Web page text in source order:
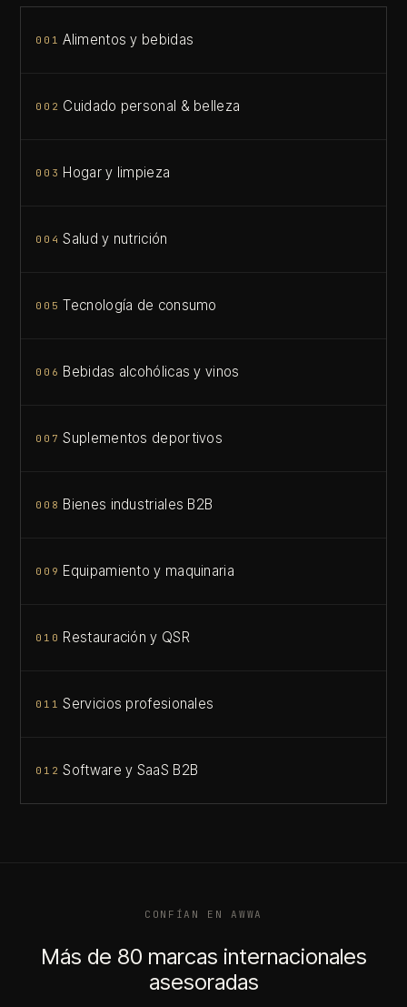
001 Alimentos y bebidas
002 Cuidado personal & belleza
003 Hogar y limpieza
004 Salud y nutrición
005 Tecnología de consumo
006 Bebidas alcohólicas y vinos
007 Suplementos deportivos
008 Bienes industriales B2B
009 Equipamiento y maquinaria
010 Restauración y QSR
011 Servicios profesionales
012 Software y SaaS B2B
CONFÍAN EN AWWA
Más de 80 marcas internacionales
asesoradas